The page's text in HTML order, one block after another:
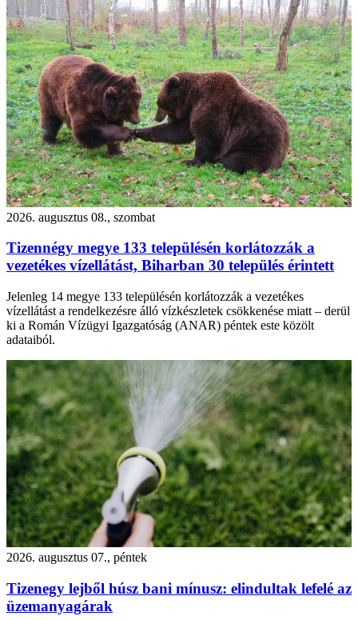
2026. augusztus 08., szombat
Tizennégy megye 133 településén korlátozzák a
vezetékes vízellátást, Biharban 30 település érintett
Jelenleg 14 megye 133 településén korlátozzák a vezetékes
vízellátást a rendelkezésre álló vízkészletek csökkenése miatt – derül
ki a Román Vízügyi Igazgatóság (ANAR) péntek este közölt
adataiból.
2026. augusztus 07., péntek
Tizenegy lejből húsz bani mínusz: elindultak lefelé az
üzemanyagárak